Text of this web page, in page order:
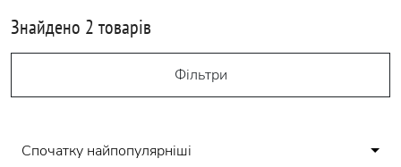
Знайдено 2 товарів
Фільтри
Спочатку найпопулярніші